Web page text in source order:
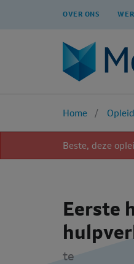
OVER ONS
Home
Beste, deze
Eerste
te